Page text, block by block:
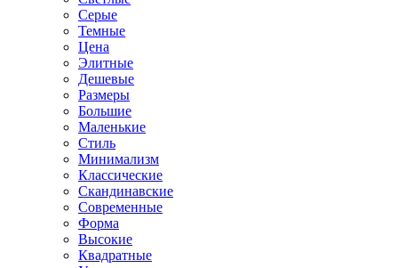
Серые
Темные
Цена
Элитные
Дешевые
Размеры
Большие
Маленькие
Стиль
Минимализм
Классические
Скандинавские
Современные
Форма
Высокие
Квадратные